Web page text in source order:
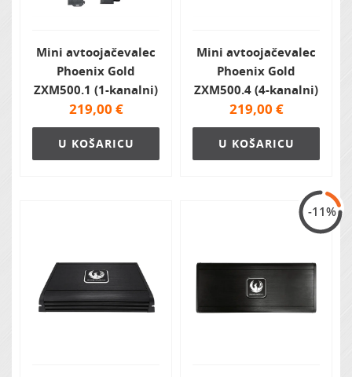
Mini avtoojačevalec
Phoenix Gold
ZXM500.1 (1-kanalni)
219,00 €
U KOŠARICU
Mini avtoojačevalec
Phoenix Gold
ZXM500.4 (4-kanalni)
219,00 €
U KOŠARICU
-11%